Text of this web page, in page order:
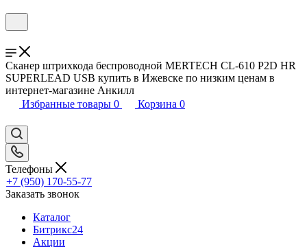
Сканер штрихкода беспроводной MERTECH CL-610 P2D HR
SUPERLEAD USB купить в Ижевске по низким ценам в
интернет-магазине Анкилл
Избранные товары 0 Корзина 0
Телефоны
+7 (950) 170-55-77
Заказать звонок
Каталог
Битрикс24
Акции